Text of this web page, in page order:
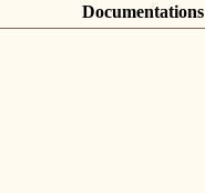
Documentations